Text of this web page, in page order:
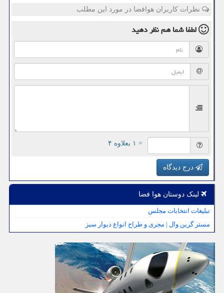
نظرات کاربران هوافضا در مورد این مطلب
لطفا شما همنظر دهید
= ۱ بعلاوه ۴
درج دیدگاه
لینک دوستان هوا فضا
تبلیغات انتخابات مجلس
مستر گرین وال | مجری و طراح انواع دیوار سبز